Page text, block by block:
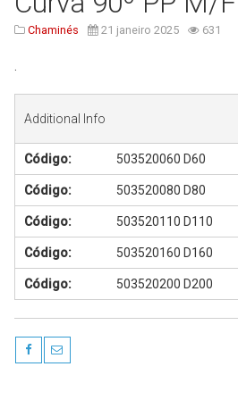
Serviços
Gabinete de Engenharia
Armazém e Logística
As Nossas Dicas
Novidades
Contactos
Chaminés 21 janeiro 2025 631
Additional Info
Código: 503520060 D60
Código: 503520080 D80
Código: 503520110 D110
Código: 503520160 D160
Código: 503520200 D200